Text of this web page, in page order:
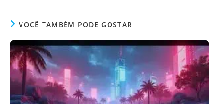
VOCÊ TAMBÉM PODE GOSTAR